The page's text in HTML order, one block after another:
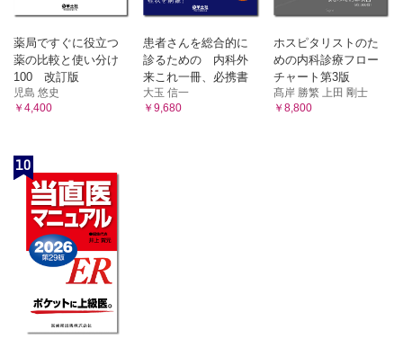
01 吻合部狭窄に対するバルーン拡張術は術後いつから行え
02 逆流性食道炎の患者が胸痛を訴えた場合、心電図をとった
ほうがいいかどうか、どう判断したらよい？（淺海信也）
03 H2ブロッカーとPPI、タケキャブ（R）（ボノプラザン）は
どう使い分けている？（淺海信也）
04 H2ブロッカーとPPIを併用させることはある？（淺海信
06 嚥下訓練はどのように進めていくのか？（植村則久）
07 右胸腔ドレーンからの排液の混濁で縫合不全を疑うのはな
ぜ？（植村則久）
08 腹部食道がん手術では反回神経麻痺は起こらない？（植村
則久）
09 右開胸なのに左胸腔ドレーンが入ってくる場合があるのは
なぜ？（植村則久）
10 嗄声があったら反回神経麻痺があると考えていい？（植村
則久）
薬局ですぐに役立つ
薬の比較と使い分け
100 改訂版
児島 悠史
￥4,400
患者さんを総合的に
診るための 内科外
来これ一冊、必携書
大玉 信一
￥9,680
ホスピタリストのた
めの内科診療フロー
チャート第3版
髙岸 勝繁 上田 剛士
￥8,800
10